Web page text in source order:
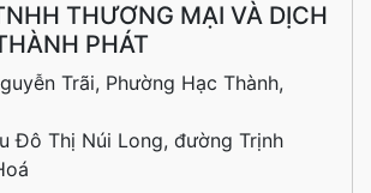
THƯƠNG MẠI VÀ DỊCH
PHÁT
Trãi, Phường Hạc Thành,
Đô Thị Núi Long, đường Trịnh